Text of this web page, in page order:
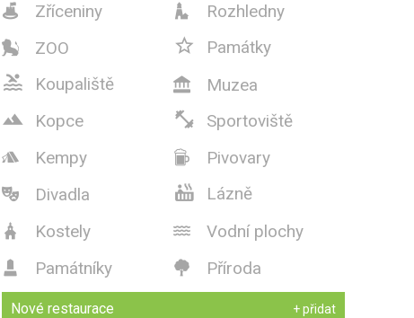
 Zříceniny  Rozhledny
 ZOO  Památky
 Koupaliště  Muzea
 Kopce  Sportoviště
 Kempy  Pivovary
 Divadla  Lázně
 Kostely  Vodní plochy
 Památníky  Příroda
Nové restaurace + přidat